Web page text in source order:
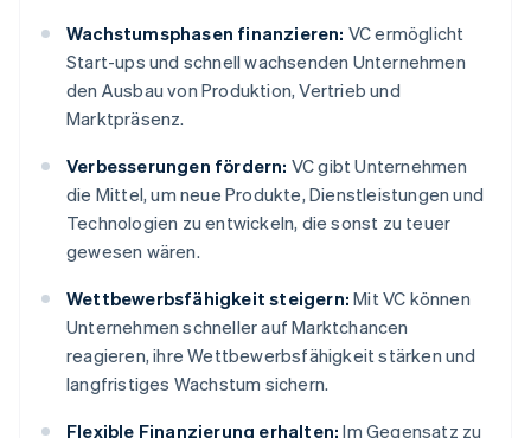
Wachstumsphasen finanzieren: VC ermöglicht
Start-ups und schnell wachsenden Unternehmen
den Ausbau von Produktion, Vertrieb und
Marktpräsenz.
Verbesserungen fördern: VC gibt Unternehmen
die Mittel, um neue Produkte, Dienstleistungen und
Technologien zu entwickeln, die sonst zu teuer
gewesen wären.
Wettbewerbsfähigkeit steigern: Mit VC können
Unternehmen schneller auf Marktchancen
reagieren, ihre Wettbewerbsfähigkeit stärken und
langfristiges Wachstum sichern.
Flexible Finanzierung erhalten: Im Gegensatz zu